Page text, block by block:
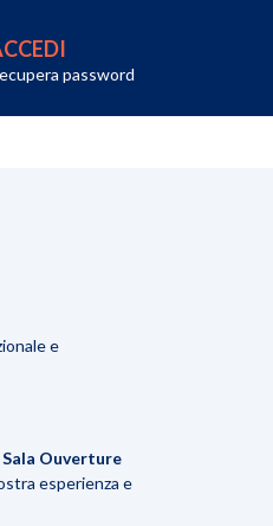
password
e
Ouverture
esperienza e